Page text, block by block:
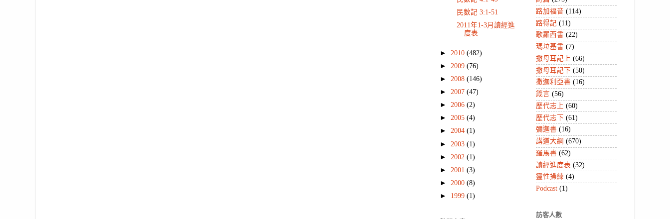
民數記 3:1-51
2011年1-3月讀經進
度表
► 2010 (482)
► 2009 (76)
► 2008 (146)
► 2007 (47)
► 2006 (2)
► 2005 (4)
► 2004 (1)
► 2003 (1)
► 2002 (1)
► 2001 (3)
► 2000 (8)
► 1999 (1)
路加福音 (114)
路得記 (11)
歌羅西書 (22)
瑪垃基書 (7)
撒母耳記上 (66)
撒母耳記下 (50)
撒迦利亞書 (16)
箴言 (56)
歷代志上 (60)
歷代志下 (61)
彌迦書 (16)
講道大綱 (670)
羅馬書 (62)
讀經進度表 (32)
靈性操練 (4)
Podcast (1)
訪客人數